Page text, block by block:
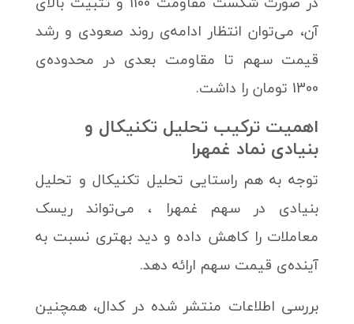
آن، می‌توان انتظار ادامه‌ی روند صعودی و رشد
قیمت سهم تا مقاومت بعدی در محدوده‌ی
1300 تومان را داشت.
اهمیت ترکیب تحلیل تکنیکال و
بنیادی نماد غمهرا
توجه به هم راستایی تحلیل تکنیکال و تحلیل
بنیادی در سهم غمهرا ، می‌تواند ریسک
معاملات را کاهش داده و دید بهتری نسبت به
آینده‌ی قیمت سهم ارائه دهد.
بررسی اطلاعات منتشر شده در کدال، همچنین